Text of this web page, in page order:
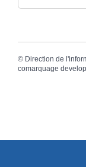
© Direction de
comarquage